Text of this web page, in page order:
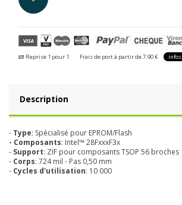
Reprise 1 pour 1 Frais de port à partir de 7.90 € infos
Description
- Type: Spécialisé pour EPROM/Flash
- Composants: Intel™ 28FxxxF3x
- Support: ZIF pour composants TSOP 56 broches
- Corps: 724 mil - Pas 0,50 mm
- Cycles d'utilisation: 10 000